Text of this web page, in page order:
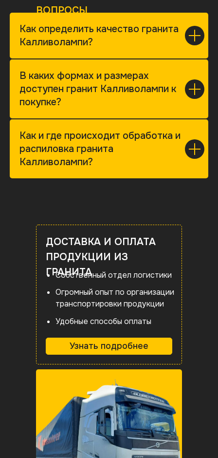
ВОПРОСЫ
Как определить качество гранита
Калливолампи?
В каких формах и размерах
доступен гранит Калливолампи к
покупке?
Как и где происходит обработка и
распиловка гранита
Калливолампи?
Собственный отдел логистики
ДОСТАВКА И ОПЛАТА
ПРОДУКЦИИ ИЗ
ГРАНИТА
Огромный опыт по организации
транспортировки продукции
Удобные способы оплаты
Узнать подробнее